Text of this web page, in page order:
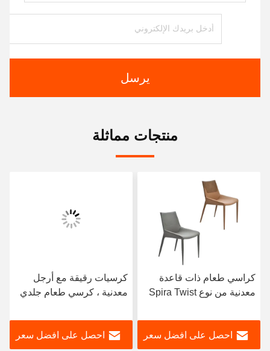
يرسل
منتجات مماثلة
كراسي طعام ذات قاعدة
معدنية من نوع Spira Twist
احصل على افضل سعر
كرسيات رقيقة مع أرجل
معدنية ، كرسي طعام جلدي
احصل على افضل سعر